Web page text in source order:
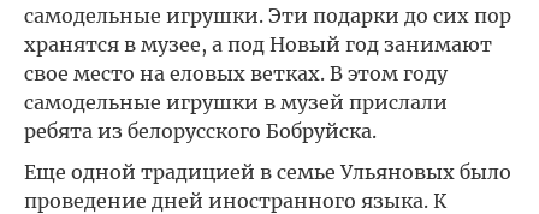
самодельные игрушки. Эти подарки до сих пор
хранятся в музее, а под Новый год занимают
свое место на еловых ветках. В этом году
самодельные игрушки в музей прислали
ребята из белорусского Бобруйска.
Еще одной традицией в семье Ульяновых было
проведение дней иностранного языка. К